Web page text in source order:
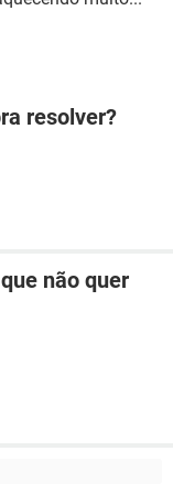
resolver?
não quer